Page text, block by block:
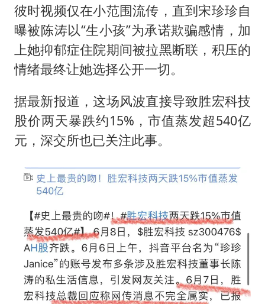
彼时视频仅在小范围流传，直到宋珍珍自
曝被陈涛以“生小孩”为承诺欺骗感情，加
上她抑郁症住院期间被拉黑断联，积压的
情绪最终让她选择公开一切。
据最新报道，这场风波直接导致胜宏科技
股价两天暴跌约15%，市值蒸发超540亿
元，深交所也已关注此事。